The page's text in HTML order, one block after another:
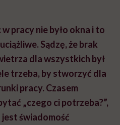
pracy nie było okna i to
Sądzę, że brak
dla wszystkich był
trzeba, by stworzyć dla
pracy. Czasem
„czego ci potrzeba?”,
świadomość